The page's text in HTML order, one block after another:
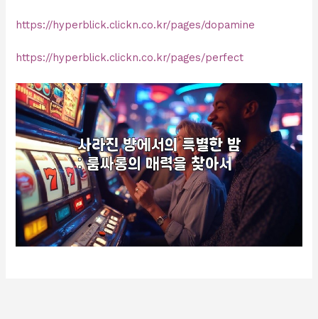
https://hyperblick.clickn.co.kr/pages/dopamine
https://hyperblick.clickn.co.kr/pages/perfect